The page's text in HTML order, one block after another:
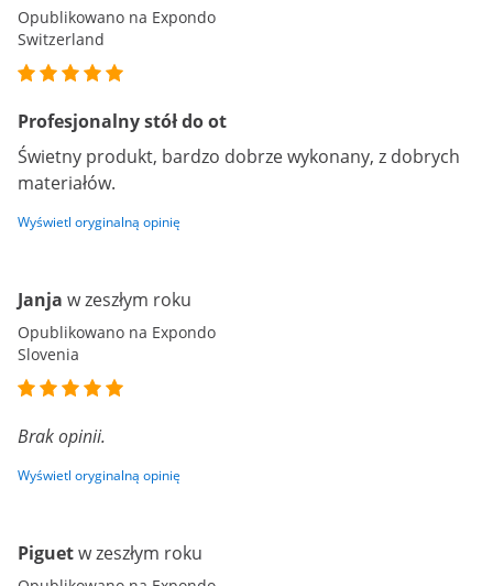
Opublikowano na Expondo
Switzerland
Profesjonalny stół do ot
Świetny produkt, bardzo dobrze wykonany, z dobrych
materiałów.
Wyświetl oryginalną opinię
Janja w zeszłym roku
Opublikowano na Expondo
Slovenia
Brak opinii.
Wyświetl oryginalną opinię
Piguetw zeszłym roku